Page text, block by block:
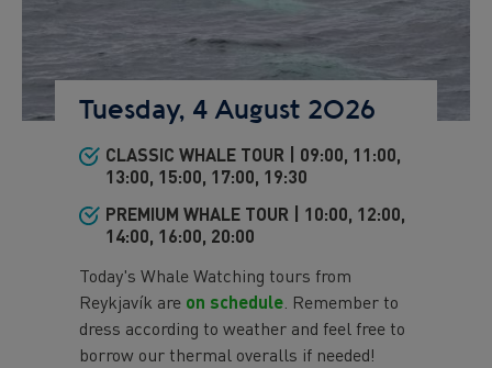
Tuesday, 4 August 2026
Preview
CLASSIC WHALE TOUR | 09:00, 11:00,
13:00, 15:00, 17:00, 19:30
PREMIUM WHALE TOUR | 10:00, 12:00,
14:00, 16:00, 20:00
Today's Whale Watching tours from
Reykjavík are on schedule. Remember to
dress according to weather and feel free to
borrow our thermal overalls if needed!